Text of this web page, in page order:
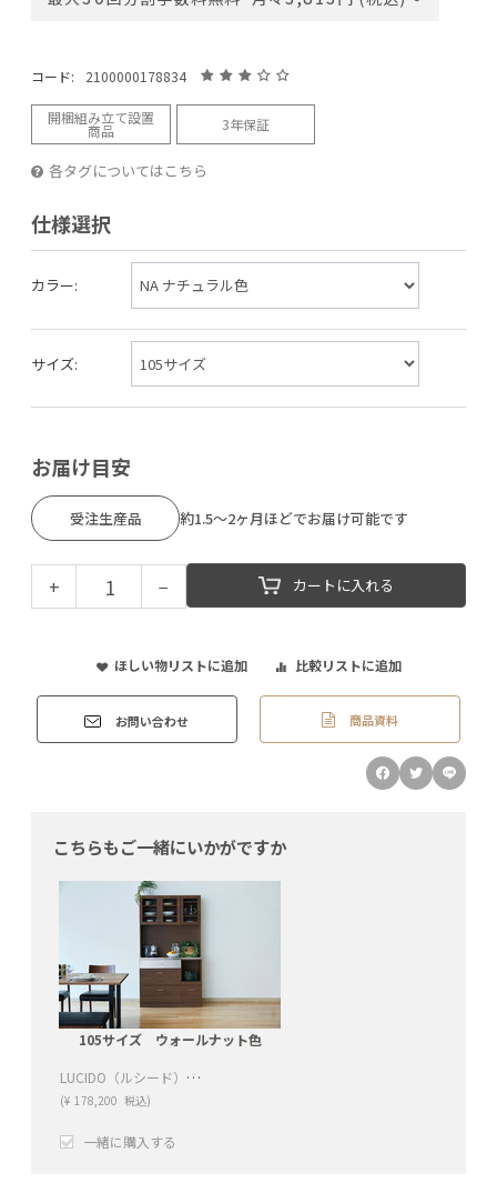
コード: 2100000178834
開梱組み立て設置
商品 3年保証
各タグについてはこちら
仕様選択
カラー:
サイズ:
お届け目安
受注生産品 約1.5～2ヶ月ほどでお届け可能です
+ − カートに入れる
ほしい物リストに追加 比較リストに追加
お問い合わせ 商品資料
こちらもご一緒にいかがですか
105サイズ ウォールナット色
LUCIDO（ルシード）120/105オープンダイニングボード ウォールナット色
(¥ 178,200 税込)
一緒に購入する